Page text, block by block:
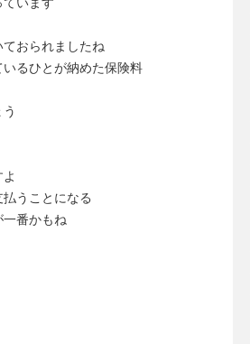
おられましたね
るひとが納めた保険料
うことになる
番かもね